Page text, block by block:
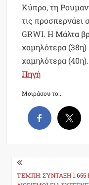
Κύπρο, τη
τις προσπερνάει
GRWI. Η Μάλτα
χαμηλότερα
χαμηλότερα (40η).
Πηγή
Μοιράσου το...
Post
navigation
ΤΈΜΠΗ: ΣΎΝΤΑΞΗ 1.655